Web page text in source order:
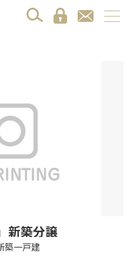
新築分譲
築一戸建